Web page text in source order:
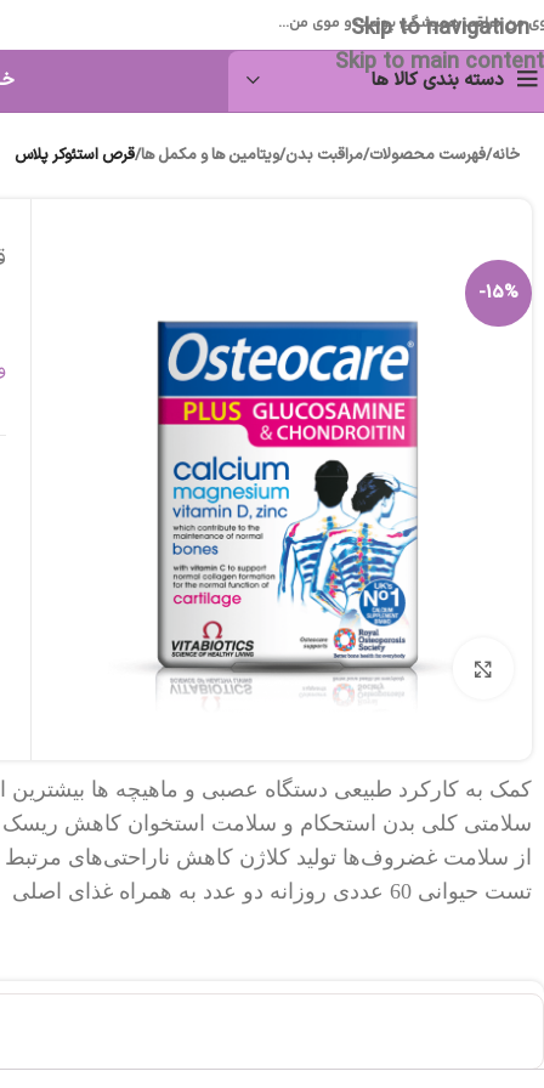
Skip to navigation
Skip to main content
من مراقب همیشگی پوست و موی من...
دسته بندی کالا ها
خانه/فهرست محصولات/مراقبت بدن/ویتامین ها و مکمل ها/قرص استئوکر پلاس
-15%
برای بزرگنمایی کلیک کنید
کمک به کارکرد طبیعی دستگاه عصبی و ماهیچه ها
سلامتی کلی بدن استحکام و سلامت استخوان کاهش
تست حیوانی 60 عددی روزانه دو عدد به همراه غذای اصلی